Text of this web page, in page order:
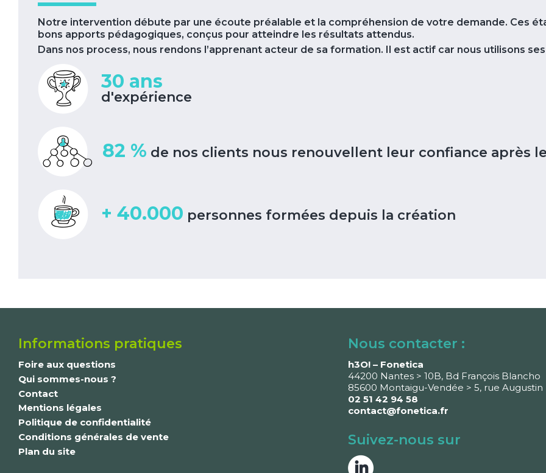
Notre intervention débute par une écoute préalable et la compréhension de votre demande. Ces
bons apports pédagogiques, conçus pour atteindre les résultats attendus.
Dans nos process, nous rendons l’apprenant acteur de sa formation. Il est actif car nous utilisons
30 ans
d'expérience
82 % de nos clients nous renouvellent leur confiance après
+ 40.000 personnes formées depuis la création
Informations pratiques
Foire aux questions
Qui sommes-nous ?
Contact
Mentions légales
Politique de confidentialité
Conditions générales de vente
Plan du site
Nous contacter :
h3O! – Fonetica
44200 Nantes > 10B, Bd François Blancho
85600 Montaigu-Vendée > 5, rue Augustin
02 51 42 94 58
contact@fonetica.fr
Suivez-nous sur